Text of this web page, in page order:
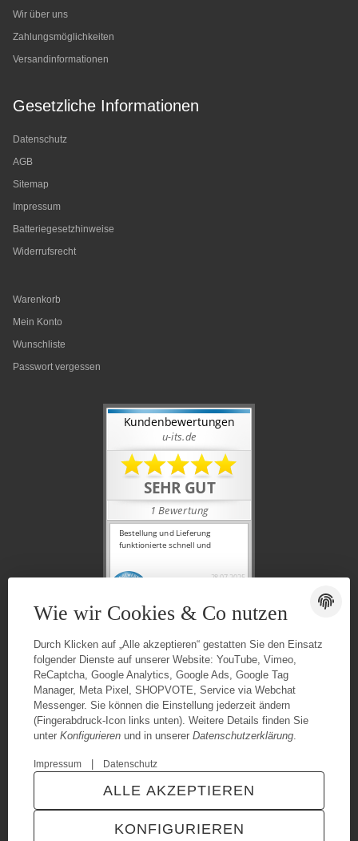
Wir über uns
Zahlungsmöglichkeiten
Versandinformationen
Gesetzliche Informationen
Datenschutz
AGB
Sitemap
Impressum
Batteriegesetzhinweise
Widerrufsrecht
Warenkorb
Mein Konto
Wunschliste
Passwort vergessen
* Alle Preise inkl. gesetzlicher USt., zzgl.Versand
Wie wir Cookies & Co nutzen
Durch Klicken auf „Alle akzeptieren“ gestatten Sie den Einsatz
folgender Dienste auf unserer Website: YouTube, Vimeo,
ReCaptcha, Google Analytics, Google Ads, Google Tag
Manager, Meta Pixel, SHOPVOTE, Service via Webchat
Messenger. Sie können die Einstellung jederzeit ändern
(Fingerabdruck-Icon links unten). Weitere Details finden Sie
unter Konfigurieren und in unserer Datenschutzerklärung.
Impressum Datenschutz
KONFIGURIEREN
ALLE AKZEPTIEREN